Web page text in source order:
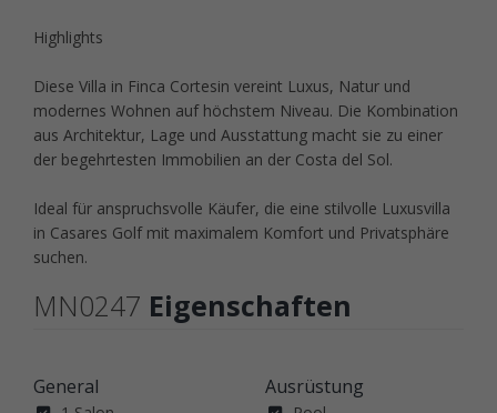
Highlights
Diese Villa in Finca Cortesin vereint Luxus, Natur und
modernes Wohnen auf höchstem Niveau. Die Kombination
aus Architektur, Lage und Ausstattung macht sie zu einer
der begehrtesten Immobilien an der Costa del Sol.
Ideal für anspruchsvolle Käufer, die eine stilvolle Luxusvilla
in Casares Golf mit maximalem Komfort und Privatsphäre
suchen.
MN0247 Eigenschaften
General Ausrüstung